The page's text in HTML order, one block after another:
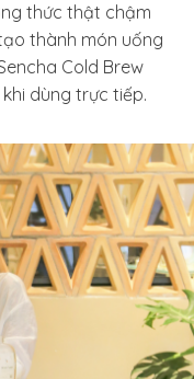
thức thật chậm
thành món uống
Cold Brew
dùng trực tiếp.